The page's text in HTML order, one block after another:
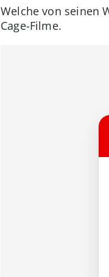
Welche von seinen
Cage-Filme.